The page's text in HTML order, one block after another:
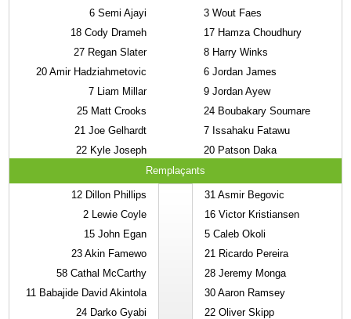
6 Semi Ajayi
18 Cody Drameh
27 Regan Slater
20 Amir Hadziahmetovic
7 Liam Millar
25 Matt Crooks
21 Joe Gelhardt
22 Kyle Joseph
3 Wout Faes
17 Hamza Choudhury
8 Harry Winks
6 Jordan James
9 Jordan Ayew
24 Boubakary Soumare
7 Issahaku Fatawu
20 Patson Daka
Remplaçants
12 Dillon Phillips
2 Lewie Coyle
15 John Egan
23 Akin Famewo
58 Cathal McCarthy
11 Babajide David Akintola
24 Darko Gyabi
31 Asmir Begovic
16 Victor Kristiansen
5 Caleb Okoli
21 Ricardo Pereira
28 Jeremy Monga
30 Aaron Ramsey
22 Oliver Skipp